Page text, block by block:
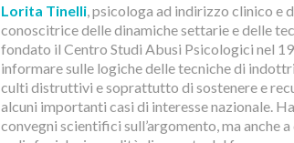
Lorita Tinelli, psicologa ad indirizzo clinico e
conoscitrice delle dinamiche settarie e delle
fondato il Centro Studi Abusi Psicologici nel
informare sulle logiche delle tecniche di
culti distruttivi e soprattutto di sostenere e
alcuni importanti casi di interesse nazionale.
convegni scientifici sull’argomento, ma anche